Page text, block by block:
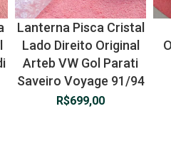
Lanterna Pisca Cristal
Lado Direito Original
Arteb VW Gol Parati
Saveiro Voyage 91/94
R$699,00